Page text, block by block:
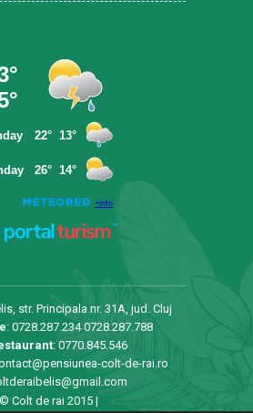
str. Principala nr. 31A, jud. Cluj
: 0728.287.2340728.287.788
: 0770.845.546
colt-de-rai.ro
© Colt de rai 2015 |